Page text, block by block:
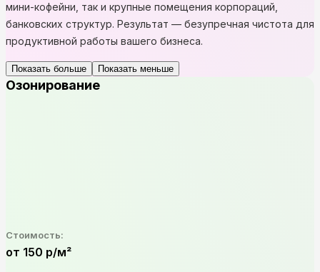
мини-кофейни, так и крупные помещения корпораций,
банковских структур. Результат — безупречная чистота для
продуктивной работы вашего бизнеса.
Показать больше Показать меньше
Озонирование
Стоимость:
от 150 р/м²